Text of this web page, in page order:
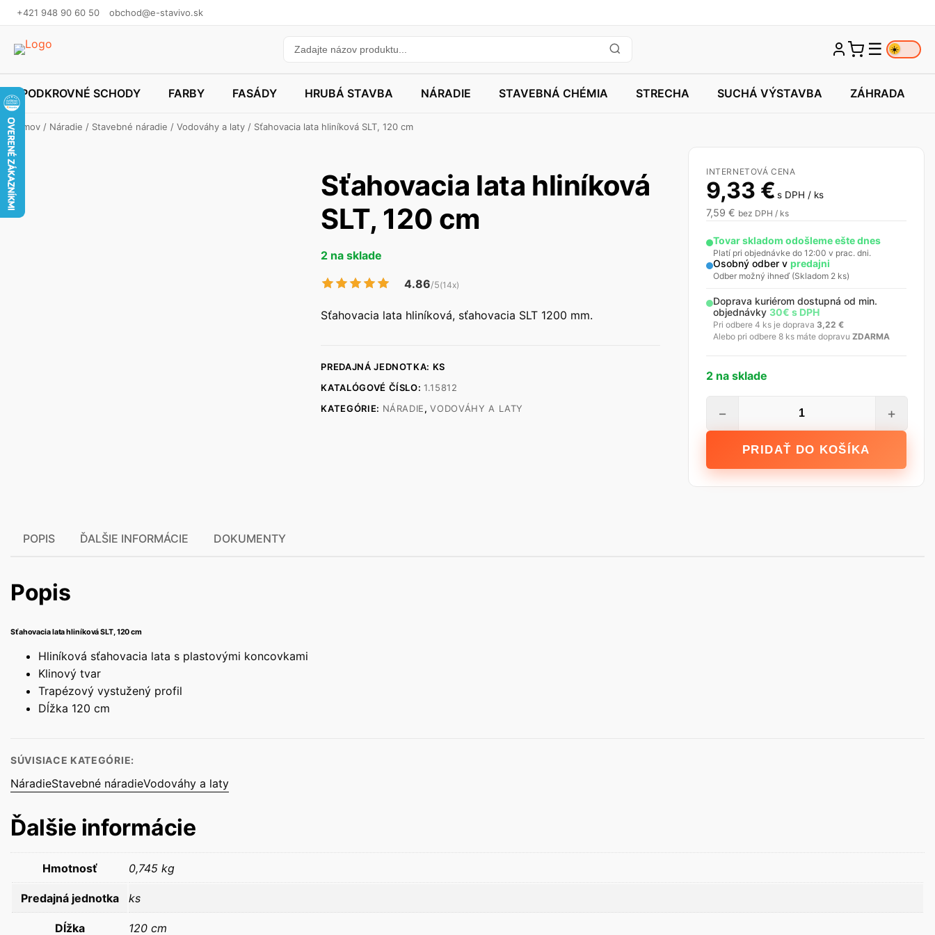
+421 948 90 60 50 obchod@e-stavivo.sk
☰ ☀️
PODKROVNÉ SCHODY FARBY FASÁDY HRUBÁ STAVBA NÁRADIE STAVEBNÁ CHÉMIA STRECHA SUCHÁ VÝSTAVBA ZÁHRADA
Domov / Náradie / Stavebné náradie / Vodováhy a laty / Sťahovacia lata hliníková SLT, 120 cm
Sťahovacia lata hliníková
SLT, 120 cm
2 na sklade
4.86/5(14x)
Sťahovacia lata hliníková, sťahovacia SLT 1200 mm.
PREDAJNÁ JEDNOTKA: KS
KATALÓGOVÉ ČÍSLO:1.15812
KATEGÓRIE: NÁRADIE,VODOVÁHY A LATY
INTERNETOVÁ CENA
9,33 € s DPH / ks
7,59 € bez DPH / ks
Tovar skladom odošleme ešte dnes
Platí pri objednávke do 12:00 v prac. dni.
Osobný odber v predajni
Odber možný ihneď (Skladom 2 ks)
Doprava kuriérom dostupná od min.
objednávky 30€ s DPH
Pri odbere 4 ks je doprava 3,22 €
Alebo pri odbere 8 ks máte dopravu ZDARMA
2 na sklade
hliníková
SLT,
− +
PRIDAŤ DO KOŠÍKA
POPIS ĎALŠIE INFORMÁCIE DOKUMENTY
Popis
Sťahovacia lata hliníková SLT, 120 cm
Hliníková sťahovacia lata s plastovými koncovkami
Klinový tvar
Trapézový vystužený profil
Dĺžka 120 cm
SÚVISIACE KATEGÓRIE:
NáradieStavebné náradieVodováhy a laty
Ďalšie informácie
Hmotnosť 0,745 kg
Predajná jednotka ks
Dĺžka 120 cm